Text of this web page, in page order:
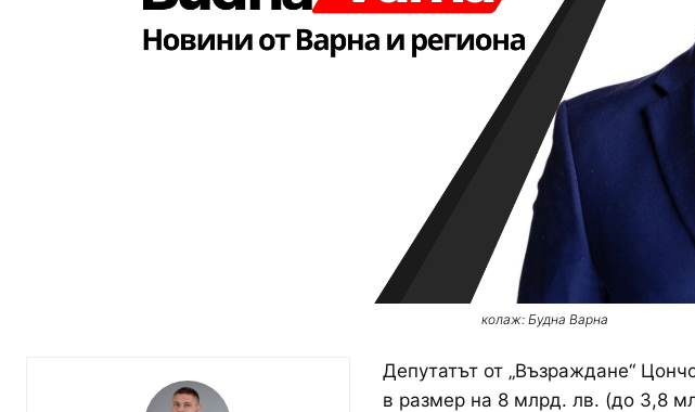
колаж: Будна Варна
Депутатът от „Възраждане“
в размер на 8 млрд. лв. (до 3,8